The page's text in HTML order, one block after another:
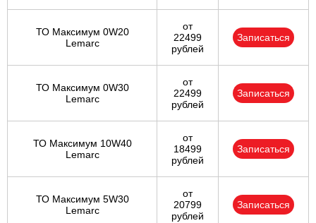
ТО Максимум 0W20
Lemarc
от
22499
рублей
Записаться
ТО Максимум 0W30
Lemarc
от
22499
рублей
Записаться
ТО Максимум 10W40
Lemarc
от
18499
рублей
Записаться
ТО Максимум 5W30
Lemarc
от
20799
рублей
Записаться